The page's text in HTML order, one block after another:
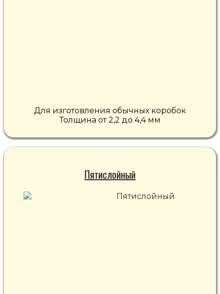
Для изготовления обычных коробок
Толщина от 2,2 до 4,4 мм
Пятислойный